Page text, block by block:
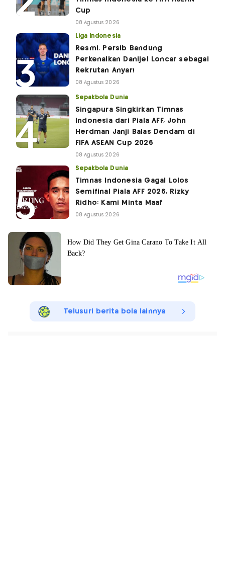
Cup
08 Agustus 2026
Liga Indonesia
Resmi, Persib Bandung
Perkenalkan Danijel Loncar sebagai
Rekrutan Anyar!
08 Agustus 2026
Sepakbola Dunia
Singapura Singkirkan Timnas
Indonesia dari Piala AFF, John
Herdman Janji Balas Dendam di
FIFA ASEAN Cup 2026
08 Agustus 2026
Sepakbola Dunia
Timnas Indonesia Gagal Lolos
Semifinal Piala AFF 2026, Rizky
Ridho: Kami Minta Maaf
08 Agustus 2026
Telusuri berita bola lainnya